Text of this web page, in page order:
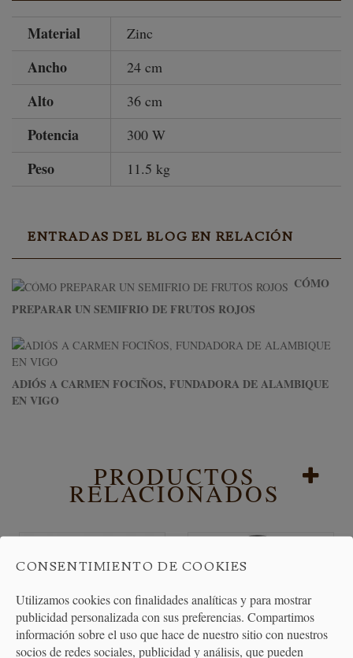
Material Zinc
Ancho 24 cm
Alto 36 cm
Potencia 300 W
Peso 11.5 kg
ENTRADAS DEL BLOG EN RELACIÓN
CÓMO
PREPARAR UN SEMIFRIO DE FRUTOS ROJOS
ADIÓS A CARMEN FOCIÑOS, FUNDADORA DE ALAMBIQUE
EN VIGO
PRODUCTOS
RELACIONADOS
CONSENTIMIENTO DE COOKIES
Utilizamos cookies con finalidades analíticas y para mostrar
publicidad personalizada con sus preferencias. Compartimos
información sobre el uso que hace de nuestro sitio con nuestros
socios de redes sociales, publicidad y análisis, que pueden